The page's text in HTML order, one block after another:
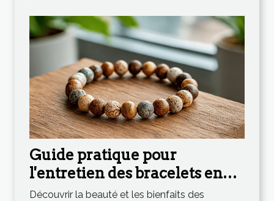
Guide pratique pour
l'entretien des bracelets en
pierres naturelles
Découvrir la beauté et les bienfaits des